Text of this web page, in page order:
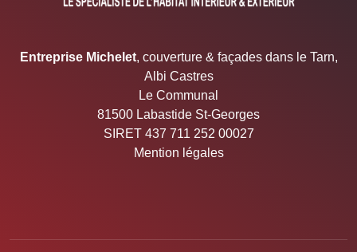
Entreprise Michelet, couverture & façades dans le Tarn,
Albi Castres
Le Communal
81500 Labastide St-Georges
SIRET 437 711 252 00027
Mention légales